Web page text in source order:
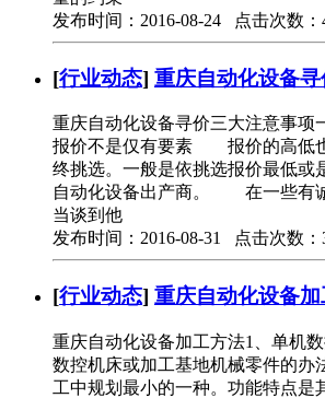
发布时间：2016-08-24 点击次数：
[行业动态] 重庆自动化设备
重庆自动化设备寻价三大注意事项
报价不是仅有要素 报价的高低
终挑选。一般是依挑选报价最低或
自动化设备出产商。 在一些有诚
当谈到他
发布时间：2016-08-31 点击次数：
[行业动态] 重庆自动化设备
重庆自动化设备加工方法1、单机
数控机床或加工基地机械零件的办
工中规划最小的一种。功能特点是